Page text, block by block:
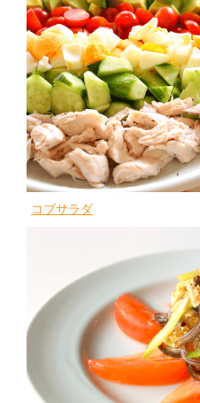
コブサラダ